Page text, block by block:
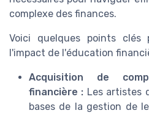
complexe des finances.
Voici quelques points clés
l'impact de l'éducation
Acquisition de
financière : Les artistes
bases de la gestion de